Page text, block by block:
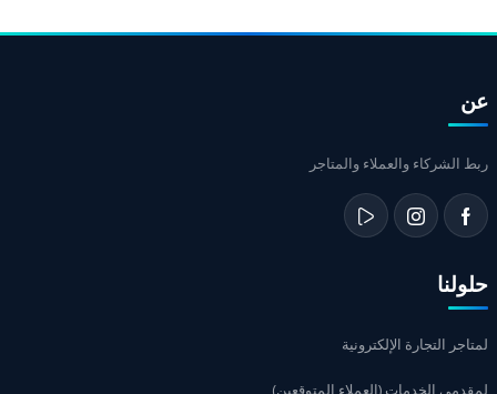
عن
ربط الشركاء والعملاء والمتاجر
حلولنا
لمتاجر التجارة الإلكترونية
لمقدمي الخدمات (العملاء المتوقعين)